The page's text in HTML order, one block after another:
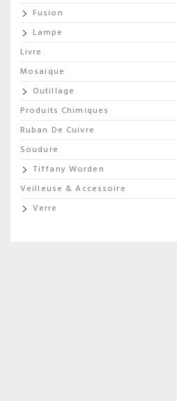
Fusion
Lampe
Livre
Mosaique
Outillage
Produits Chimiques
Ruban De Cuivre
Soudure
Tiffany Worden
Veilleuse & Accessoire
Verre